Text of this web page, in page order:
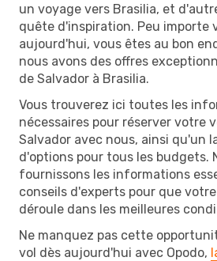
un voyage vers Brasilia, et
quête d'inspiration. Peu importe
aujourd'hui, vous êtes au bon
nous avons des offres
de Salvador à Brasilia.
Vous trouverez ici toutes les
nécessaires pour réserver votre
Salvador avec nous, ainsi qu'un
d'options pour tous les budgets.
fournissons les informations
conseils d'experts pour que
déroule dans les meilleures
Ne manquez pas cette
vol dès aujourd'hui avec Opodo,